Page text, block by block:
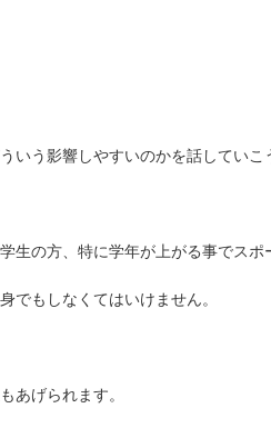
いう影響しやすいのかを話していこ
生の方、特に学年が上がる事でス
でもしなくてはいけません。
あげられます。